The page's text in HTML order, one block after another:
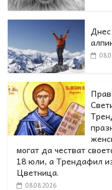
могат да честват
18 юли, а Трендафил
Цветница.
08.08.2026